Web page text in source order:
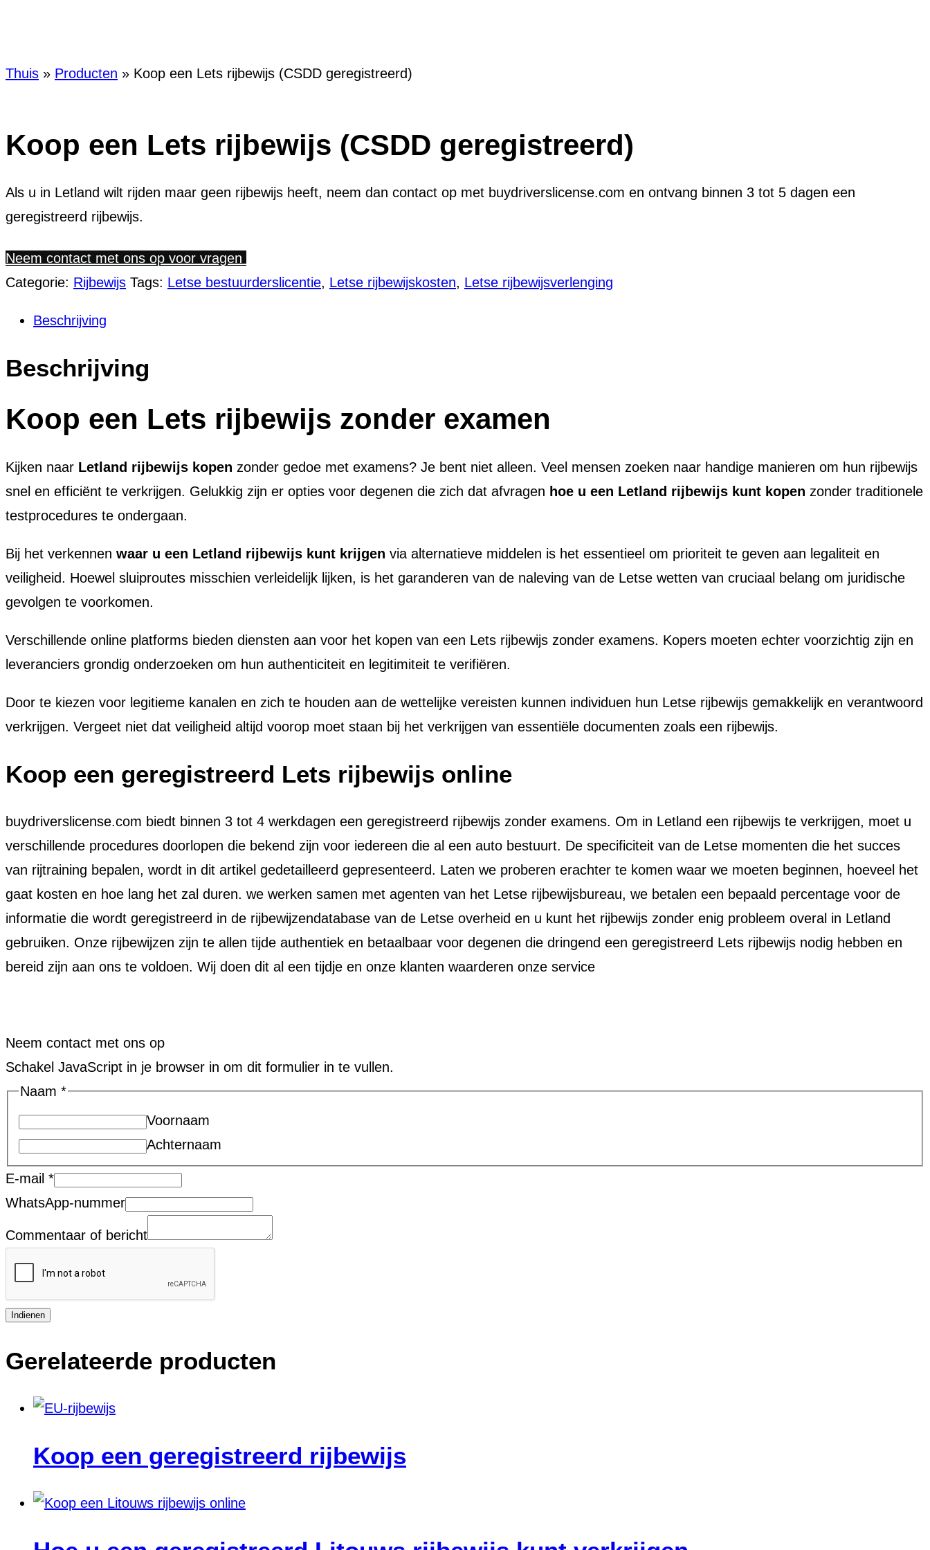
Thuis » Producten » Koop een Lets rijbewijs (CSDD geregistreerd)
Koop een Lets rijbewijs (CSDD geregistreerd)
Als u in Letland wilt rijden maar geen rijbewijs heeft, neem dan contact op met buydriverslicense.com en ontvang binnen 3 tot 5 dagen een
geregistreerd rijbewijs.
Neem contact met ons op voor vragen
Categorie: Rijbewijs Tags: Letse bestuurderslicentie, Letse rijbewijskosten, Letse rijbewijsverlenging
Beschrijving
Beschrijving
Koop een Lets rijbewijs zonder examen
Kijken naar Letland rijbewijs kopen zonder gedoe met examens? Je bent niet alleen. Veel mensen zoeken naar handige manieren om hun rijbewijs
snel en efficiënt te verkrijgen. Gelukkig zijn er opties voor degenen die zich dat afvragen hoe u een Letland rijbewijs kunt kopen zonder traditionele
testprocedures te ondergaan.
Bij het verkennen waar u een Letland rijbewijs kunt krijgen via alternatieve middelen is het essentieel om prioriteit te geven aan legaliteit en
veiligheid. Hoewel sluiproutes misschien verleidelijk lijken, is het garanderen van de naleving van de Letse wetten van cruciaal belang om juridische
gevolgen te voorkomen.
Verschillende online platforms bieden diensten aan voor het kopen van een Lets rijbewijs zonder examens. Kopers moeten echter voorzichtig zijn en
leveranciers grondig onderzoeken om hun authenticiteit en legitimiteit te verifiëren.
Door te kiezen voor legitieme kanalen en zich te houden aan de wettelijke vereisten kunnen individuen hun Letse rijbewijs gemakkelijk en verantwoord
verkrijgen. Vergeet niet dat veiligheid altijd voorop moet staan bij het verkrijgen van essentiële documenten zoals een rijbewijs.
Koop een geregistreerd Lets rijbewijs online
buydriverslicense.com biedt binnen 3 tot 4 werkdagen een geregistreerd rijbewijs zonder examens. Om in Letland een rijbewijs te verkrijgen, moet u
verschillende procedures doorlopen die bekend zijn voor iedereen die al een auto bestuurt. De specificiteit van de Letse momenten die het succes
van rijtraining bepalen, wordt in dit artikel gedetailleerd gepresenteerd. Laten we proberen erachter te komen waar we moeten beginnen, hoeveel het
gaat kosten en hoe lang het zal duren. we werken samen met agenten van het Letse rijbewijsbureau, we betalen een bepaald percentage voor de
informatie die wordt geregistreerd in de rijbewijzendatabase van de Letse overheid en u kunt het rijbewijs zonder enig probleem overal in Letland
gebruiken. Onze rijbewijzen zijn te allen tijde authentiek en betaalbaar voor degenen die dringend een geregistreerd Lets rijbewijs nodig hebben en
bereid zijn aan ons te voldoen. Wij doen dit al een tijdje en onze klanten waarderen onze service
Neem contact met ons op
Schakel JavaScript in je browser in om dit formulier in te vullen.
Naam *
Voornaam
Achternaam
E-mail *
WhatsApp-nummer
Commentaar of bericht
Indienen
Gerelateerde producten
Koop een geregistreerd rijbewijs